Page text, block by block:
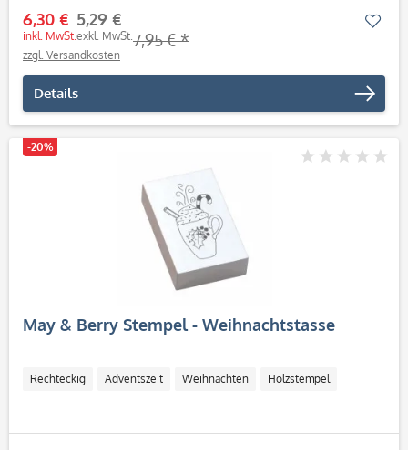
6,30 €
inkl. MwSt.
5,29 €
exkl. MwSt.7,95 € *
zzgl. Versandkosten
Details
-20%
May & Berry Stempel - Weihnachtstasse
Rechteckig Adventszeit Weihnachten Holzstempel